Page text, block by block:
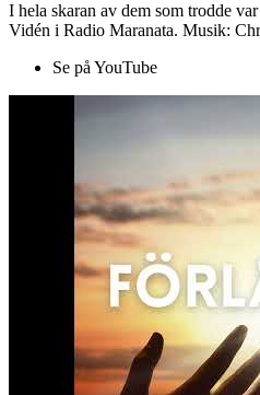
I hela skaran av dem som trodde
Vidén i Radio Maranata. Musik:
Se på YouTube